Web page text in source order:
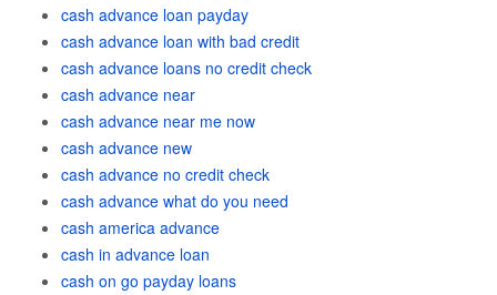
cash advance loan payday
cash advance loan with bad credit
cash advance loans no credit check
cash advance near
cash advance near me now
cash advance new
cash advance no credit check
cash advance what do you need
cash america advance
cash in advance loan
cash on go payday loans